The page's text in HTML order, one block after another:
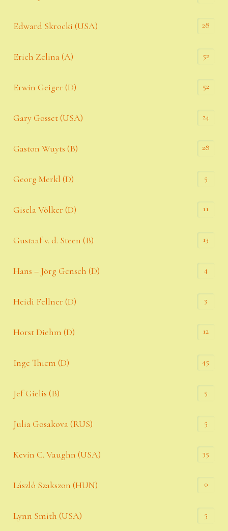
Edward Skrocki (USA) 28
Erich Zelina (A) 52
Erwin Geiger (D) 52
Gary Gosset (USA) 24
Gaston Wuyts (B) 28
Georg Merkl (D) 5
Gisela Völker (D) 11
Gustaaf v. d. Steen (B) 13
Hans – Jörg Gensch (D) 4
Heidi Fellner (D) 3
Horst Diehm (D) 12
Inge Thiem (D) 45
Jef Gielis (B) 5
Julia Gosakova (RUS) 5
Kevin C. Vaughn (USA) 35
László Szakszon (HUN) 0
Lynn Smith (USA) 5